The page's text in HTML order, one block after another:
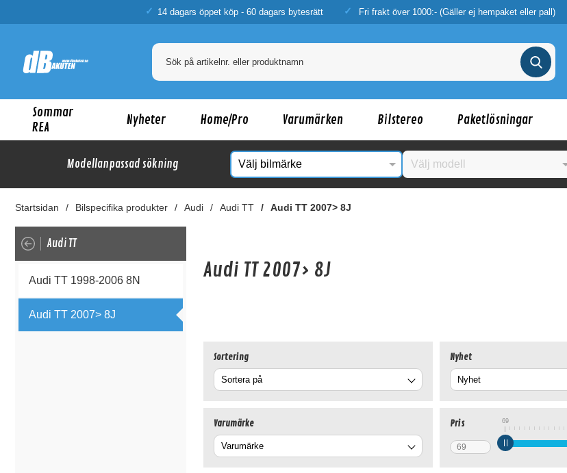
14 dagars öppet köp - 60 dagars bytesrätt Fri frakt över 1000:- (Gäller ej hempaket eller pall)
Sommar
REA
Nyheter Home/Pro Varumärken Bilstereo Paketlösningar
Modellanpassad sökning
Startsidan Bilspecifika produkter Audi Audi TT Audi TT 2007> 8J
Audi TT
Audi TT 1998-2006 8N
Audi TT 2007> 8J
Audi TT 2007> 8J
Sortering Nyhet
Varumärke Pris 69